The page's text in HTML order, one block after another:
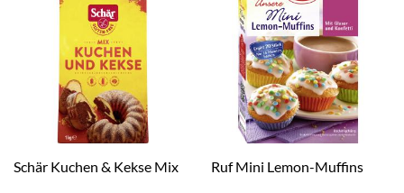
Schär Kuchen & Kekse Mix
Ruf Mini Lemon-Muffins